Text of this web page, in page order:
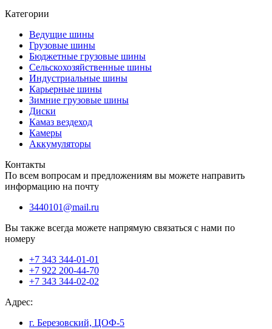
Категории
Ведущие шины
Грузовые шины
Бюджетные грузовые шины
Сельскохозяйственные шины
Индустриальные шины
Карьерные шины
Зимние грузовые шины
Диски
Камаз вездеход
Камеры
Аккумуляторы
Контакты
По всем вопросам и предложениям вы можете направить
информацию на почту
3440101@mail.ru
Вы также всегда можете напрямую связаться с нами по
номеру
+7 343 344-01-01
+7 922 200-44-70
+7 343 344-02-02
Адрес:
г. Березовский, ЦОФ-5